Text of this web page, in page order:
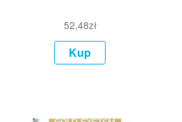
52,48zł
Kup